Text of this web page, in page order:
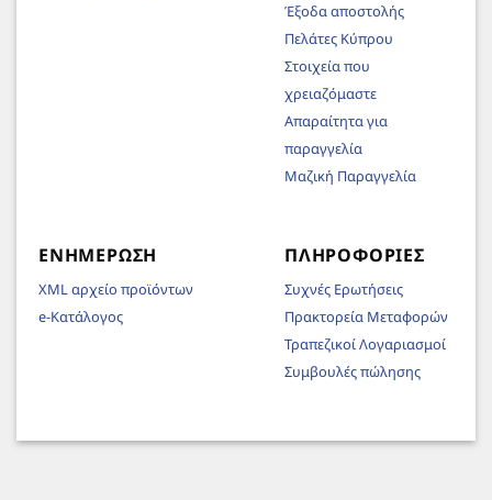
Έξοδα αποστολής
Πελάτες Κύπρου
Στοιχεία που
χρειαζόμαστε
Απαραίτητα για
παραγγελία
Μαζική Παραγγελία
ΕΝΗΜΈΡΩΣΗ
XML αρχείο προϊόντων
e-Κατάλογος
ΠΛΗΡΟΦΟΡΊΕΣ
Συχνές Ερωτήσεις
Πρακτορεία Μεταφορών
Τραπεζικοί Λογαριασμοί
Συμβουλές πώλησης